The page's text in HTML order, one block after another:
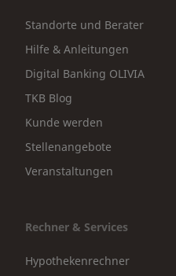
Standorte und Berater
Hilfe & Anleitungen
Digital Banking OLIVIA
TKB Blog
Kunde werden
Stellenangebote
Veranstaltungen
Rechner & Services
Hypothekenrechner